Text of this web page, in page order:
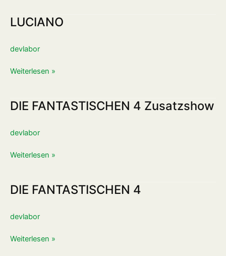
LUCIANO
devlabor
LUCIANO
Weiterlesen »
DIE FANTASTISCHEN 4 Zusatzshow
devlabor
DIE
Zusatzshow
Weiterlesen »
DIE FANTASTISCHEN 4
devlabor
DIE
Weiterlesen »